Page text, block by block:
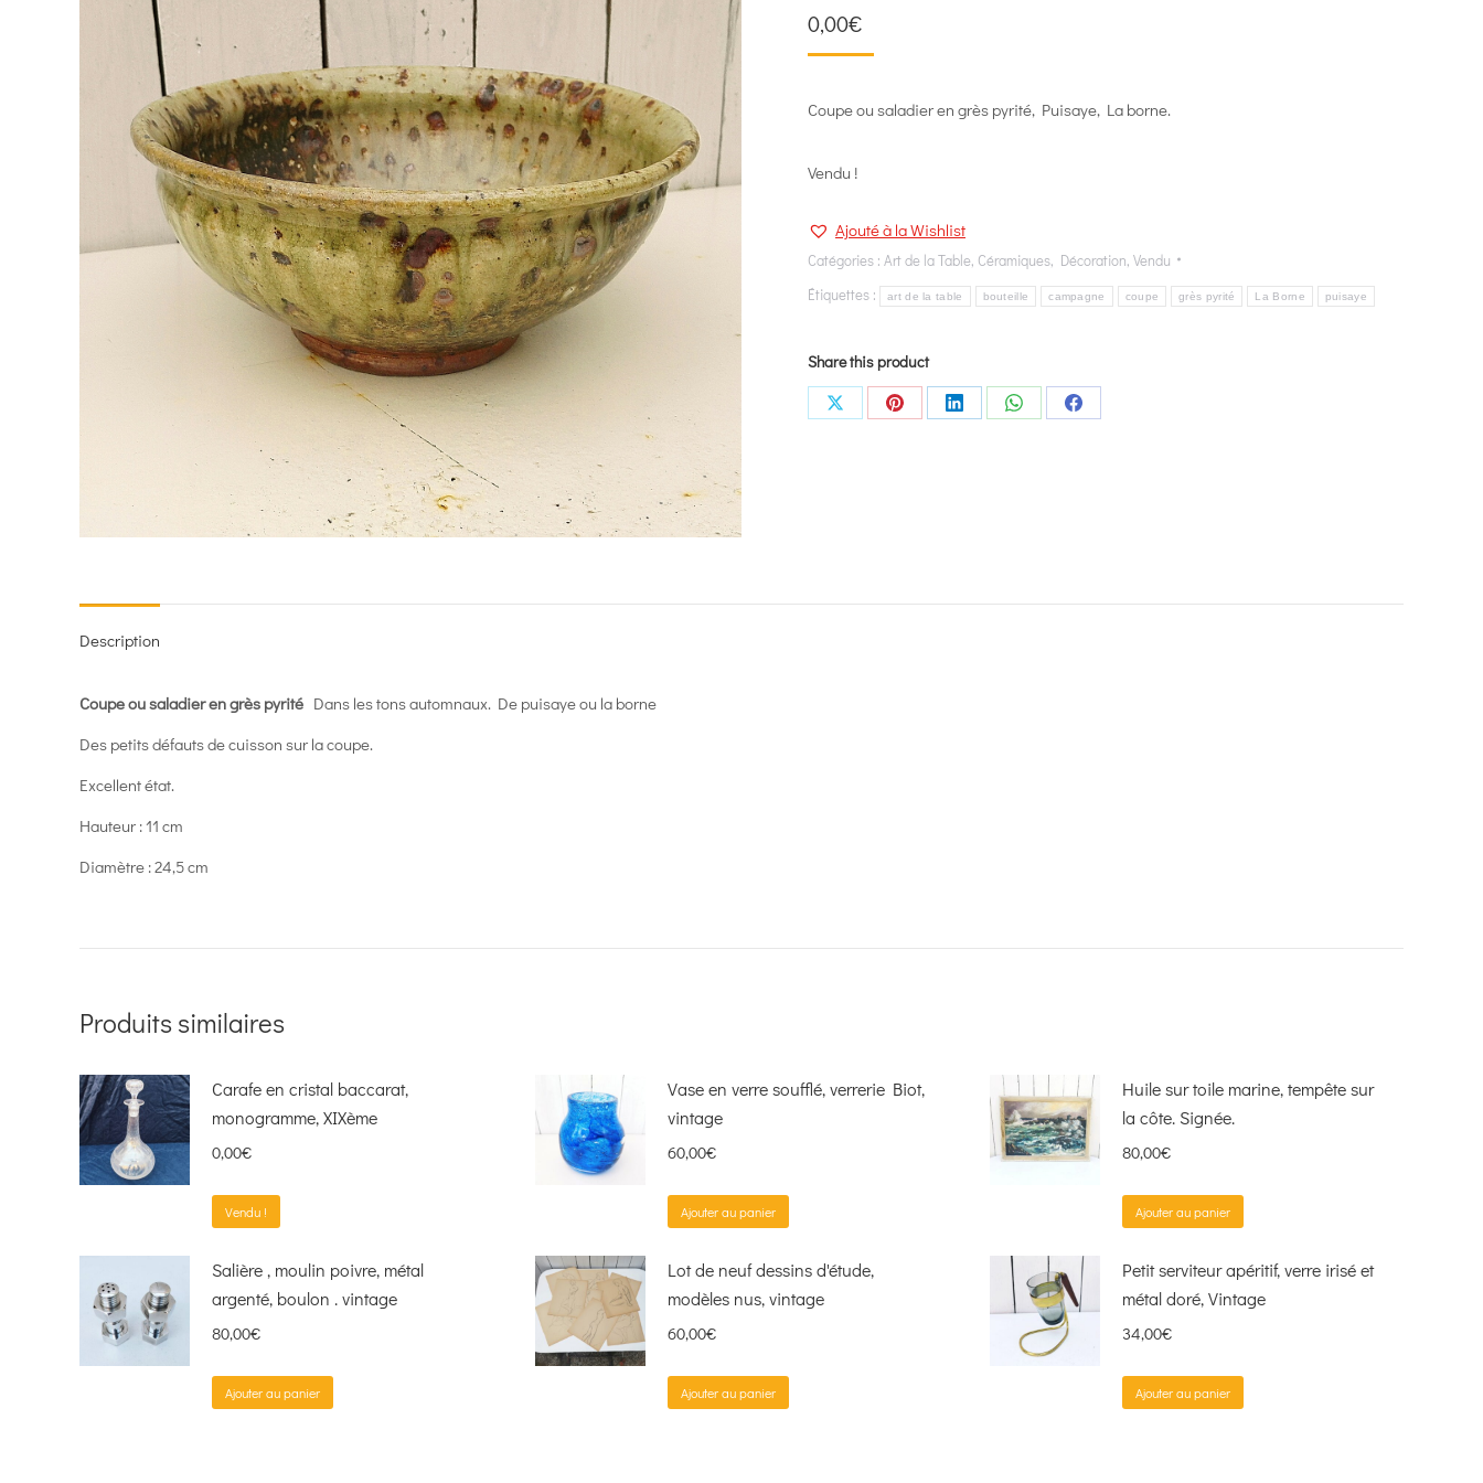
0,00€
Coupe ou saladier en grès pyrité, Puisaye, La borne.
Vendu !
Ajouté à la Wishlist
Catégories : Art de la Table, Céramiques, Décoration, Vendu
Étiquettes :
art de la table bouteille campagne coupe grès pyrité La Borne puisaye
Share this product
Share
Share
Share
Share
Share
Description
Coupe ou saladier en grès pyrité Dans les tons automnaux. De puisaye ou la borne
Des petits défauts de cuisson sur la coupe.
Excellent état.
Hauteur : 11 cm
Diamètre : 24,5 cm
Produits similaires
Carafe en cristal baccarat,
monogramme, XIXème
0,00€
Vendu !
Vase en verre soufflé, verrerie Biot,
vintage
60,00€
Ajouter au panier
Huile sur toile marine, tempête sur
la côte. Signée.
80,00€
Ajouter au panier
Salière , moulin poivre, métal
argenté, boulon . vintage
80,00€
Ajouter au panier
Lot de neuf dessins d'étude,
modèles nus, vintage
60,00€
Ajouter au panier
Petit serviteur apéritif, verre irisé et
métal doré, Vintage
34,00€
Ajouter au panier